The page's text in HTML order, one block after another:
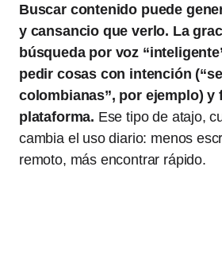
Buscar contenido puede
y cansancio que verlo. La
búsqueda por voz
pedir cosas con intención
colombianas”, por ejemplo) y
plataforma. Ese tipo de atajo,
cambia el uso diario: menos
remoto, más encontrar rápido.